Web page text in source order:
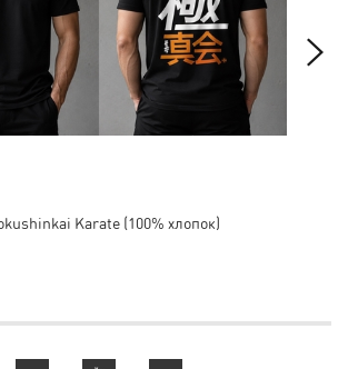
Karate (100% хлопок)